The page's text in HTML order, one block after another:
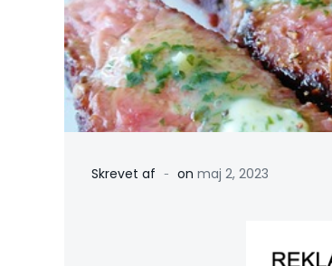
Skrevet af - on maj 2, 2023